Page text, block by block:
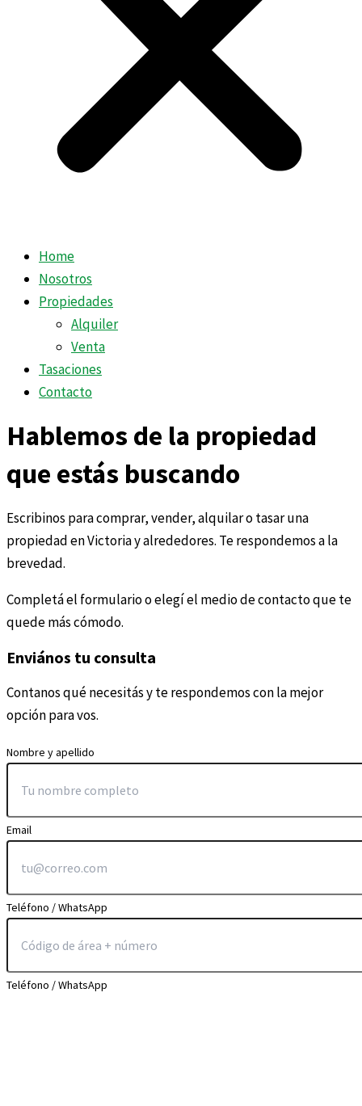
Home
Nosotros
Propiedades
Alquiler
Venta
Tasaciones
Contacto
Hablemos de la propiedad
que estás buscando
Escribinos para comprar, vender, alquilar o tasar una
propiedad en Victoria y alrededores. Te respondemos a la
brevedad.
Completá el formulario o elegí el medio de contacto que te
quede más cómodo.
Enviános tu consulta
Contanos qué necesitás y te respondemos con la mejor
opción para vos.
Nombre y apellido
Email
Teléfono / WhatsApp
Teléfono / WhatsApp